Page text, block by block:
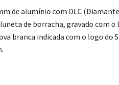
de alumínio com DLC
de borracha, gravado com o
branca indicada com o logo do